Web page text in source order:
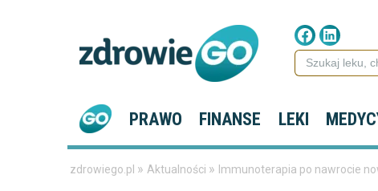
PRAWO FINANSE LEKI
zdrowiego.pl » Aktualności » Immunoterapia po nawrocie